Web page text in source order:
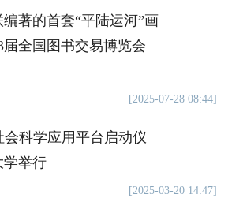
著的首套“平陆运河”画
届全国图书交易博览会
[2025-07-28 08:44]
科学应用平台启动仪
学举行
[2025-03-20 14:47]